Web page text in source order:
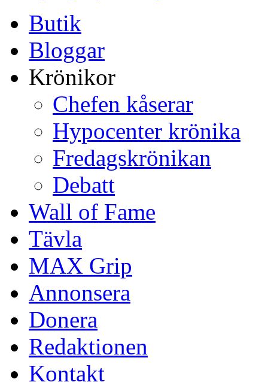
Butik
Bloggar
Krönikor
Chefen kåserar
Hypocenter krönika
Fredagskrönikan
Debatt
Wall of Fame
Tävla
MAX Grip
Annonsera
Donera
Redaktionen
Kontakt